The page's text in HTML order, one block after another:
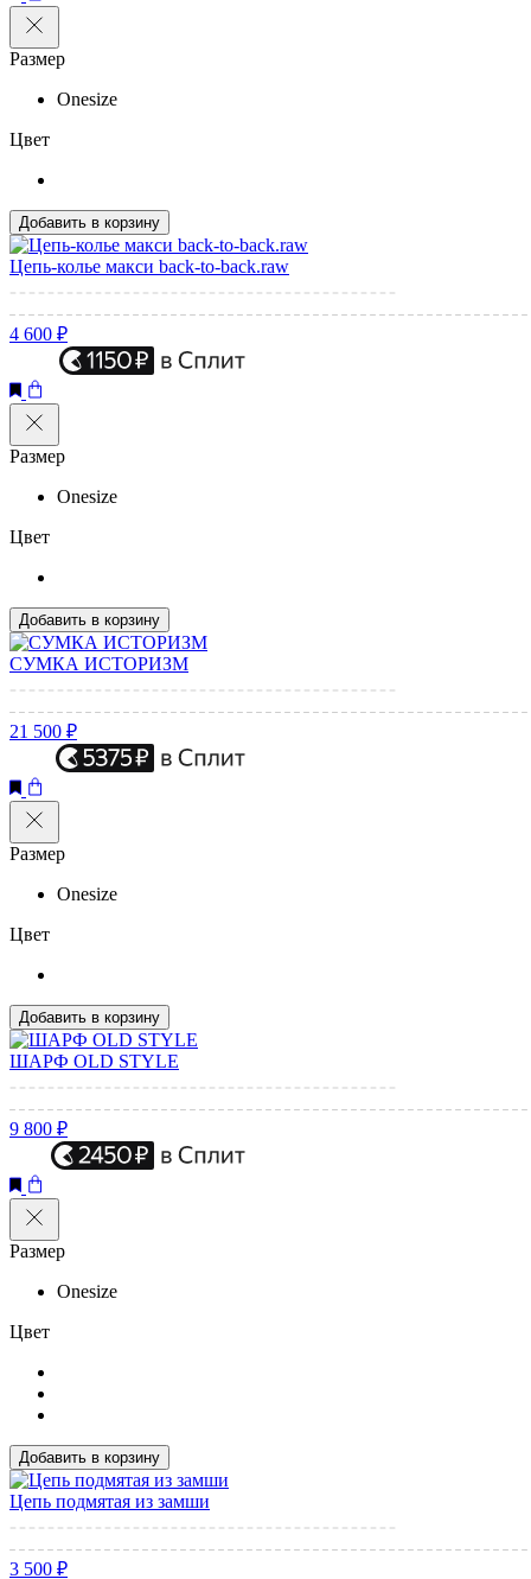
Размер
Onesize
Цвет
Добавить в корзину
Цепь-колье макси back-to-back.raw
4 600 ₽
Размер
Onesize
Цвет
Добавить в корзину
СУМКА ИСТОРИЗМ
21 500 ₽
Размер
Onesize
Цвет
Добавить в корзину
ШАРФ OLD STYLE
9 800 ₽
Размер
Onesize
Цвет
Добавить в корзину
Цепь подмятая из замши
3 500 ₽